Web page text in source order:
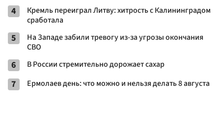
4
Кремль переиграл Литву: хитрость с Калининградом
сработала
5
На Западе забили тревогу из-за угрозы окончания
СВО
6 В России стремительно дорожает сахар
7 Ермолаев день: что можно и нельзя делать 8 августа